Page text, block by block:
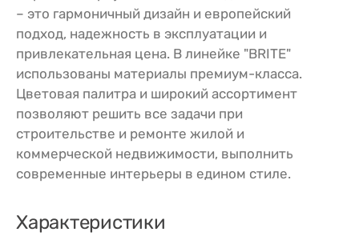
– это гармоничный дизайн и европейский
подход, надежность в эксплуатации и
привлекательная цена. В линейке "BRITE"
использованы материалы премиум-класса.
Цветовая палитра и широкий ассортимент
позволяют решить все задачи при
строительстве и ремонте жилой и
коммерческой недвижимости, выполнить
современные интерьеры в едином стиле.
Характеристики